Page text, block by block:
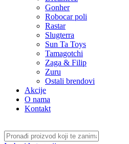
Gonher
Robocar poli
Rastar
Slugterra
Sun Ta Toys
Tamagotchi
Zaga & Filip
Zuru
Ostali brendovi
Akcije
O nama
Kontakt